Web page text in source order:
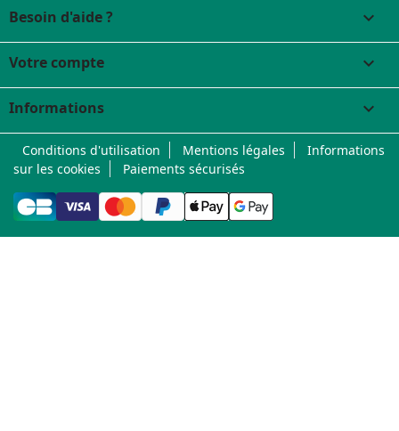
Besoin d'aide ? 
Votre compte 
Informations keyboard_arrow_down
Conditions d'utilisation Mentions légales
Informations
sur les cookies
Paiements sécurisés